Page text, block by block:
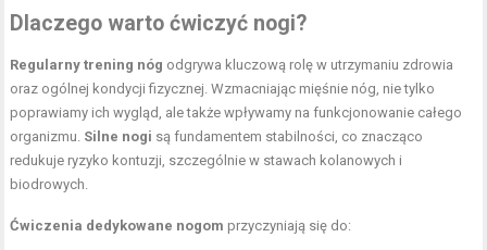
Dlaczego warto ćwiczyć nogi?
Regularny trening nóg odgrywa kluczową rolę w utrzymaniu zdrowia
oraz ogólnej kondycji fizycznej. Wzmacniając mięśnie nóg, nie tylko
poprawiamy ich wygląd, ale także wpływamy na funkcjonowanie całego
organizmu. Silne nogi są fundamentem stabilności, co znacząco
redukuje ryzyko kontuzji, szczególnie w stawach kolanowych i
biodrowych.
Ćwiczenia dedykowane nogom przyczyniają się do: